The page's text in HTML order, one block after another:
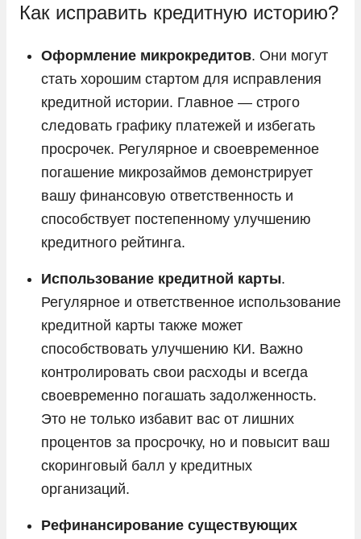
Как исправить кредитную историю?
Оформление микрокредитов. Они могут
стать хорошим стартом для исправления
кредитной истории. Главное — строго
следовать графику платежей и избегать
просрочек. Регулярное и своевременное
погашение микрозаймов демонстрирует
вашу финансовую ответственность и
способствует постепенному улучшению
кредитного рейтинга.
Использование кредитной карты.
Регулярное и ответственное использование
кредитной карты также может
способствовать улучшению КИ. Важно
контролировать свои расходы и всегда
своевременно погашать задолженность.
Это не только избавит вас от лишних
процентов за просрочку, но и повысит ваш
скоринговый балл у кредитных
организаций.
Рефинансирование существующих